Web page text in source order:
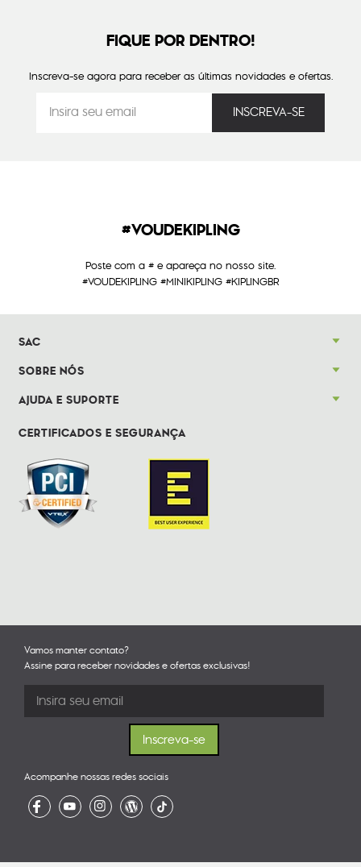
FIQUE POR DENTRO!
Inscreva-se agora para receber as últimas novidades e ofertas.
#VOUDEKIPLING
Poste com a # e apareça no nosso site.
#VOUDEKIPLING #MINIKIPLING #KIPLINGBR
SAC
SOBRE NÓS
AJUDA E SUPORTE
CERTIFICADOS E SEGURANÇA
Vamos manter contato?
Assine para receber novidades e ofertas exclusivas!
Acompanhe nossas redes sociais